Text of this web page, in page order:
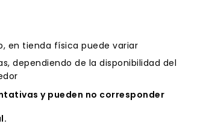
en tienda física puede variar
dependiendo de la disponibilidad del
y pueden no corresponder